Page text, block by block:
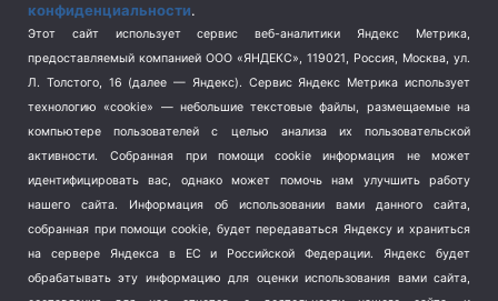
Спорт (740)
Терроризм (1)
Транспорт (262)
Туризм (178)
Флот (76)
Школа и спорт (2)
Экология (8)
Экономика (1172)
конфиденциальности.
Этот сайт использует сервис веб-аналитики Яндекс Метрика,
предоставляемый компанией ООО «ЯНДЕКС», 119021, Россия, Москва, ул.
Л. Толстого, 16 (далее — Яндекс). Сервис Яндекс Метрика использует
технологию «cookie» — небольшие текстовые файлы, размещаемые на
компьютере пользователей с целью анализа их пользовательской
активности.
Собранная при помощи cookie информация не может
идентифицировать вас, однако может помочь нам улучшить работу
нашего сайта. Информация об использовании вами данного сайта,
собранная при помощи cookie, будет передаваться Яндексу и храниться
на сервере Яндекса в ЕС и Российской Федерации. Яндекс будет
обрабатывать эту информацию для оценки использования вами сайта,